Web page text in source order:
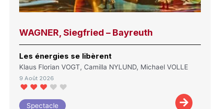
WAGNER, Siegfried – Bayreuth
Les énergies se libèrent
Klaus Florian VOGT, Camilla NYLUND, Michael VOLLE
9 Août 2026
Spectacle